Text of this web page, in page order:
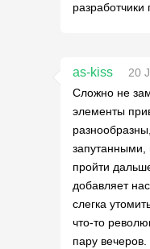
as-kiss
20
Сложно не
элементы
запутанными,
пройти
добавляет
слегка
что-то
пару вечеров.